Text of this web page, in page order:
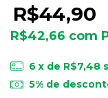
R$44,90
R$42,66 com
6 x de R$7,48
5% de